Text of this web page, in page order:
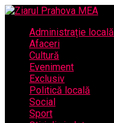
Administrație locală
Afaceri
Cultură
Eveniment
Exclusiv
Politică locală
Social
Sport